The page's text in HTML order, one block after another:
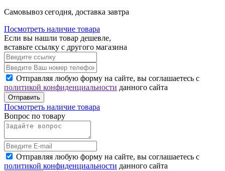
Cамовывоз сегодня, доставка завтра
Посмотреть наличие товара
Если вы нашли товар дешевле,
вставьте ссылку с другого магазина
Отправляя любую форму на сайте, вы соглашаетесь с
политикой конфиденциальности данного сайта
Отправить
Посмотреть наличие товара
Вопрос по товару
Отправляя любую форму на сайте, вы соглашаетесь с
политикой конфиденциальности данного сайта